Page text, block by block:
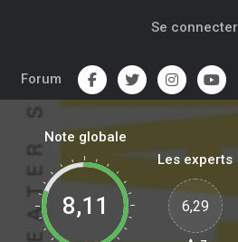
Se connecter
Forum
Note globale
8,11
Les experts
6,29